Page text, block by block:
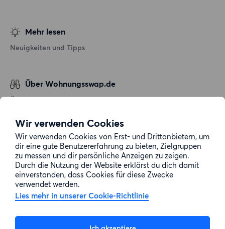
Wir verwenden Cookies
Wir verwenden Cookies von Erst- und Drittanbietern, um
dir eine gute Benutzererfahrung zu bieten, Zielgruppen
zu messen und dir persönliche Anzeigen zu zeigen.
Durch die Nutzung der Website erklärst du dich damit
einverstanden, dass Cookies für diese Zwecke
verwendet werden.
Lies mehr in unserer Cookie-Richtlinie
Mehr lesen
Neuigkeiten und Tipps
Über Wohnungsswap.de
Über uns
Datenschutz
Cookie-Richtlinie
Sitemap